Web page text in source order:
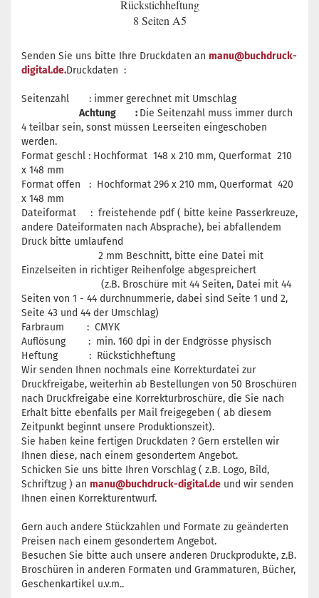
Rückstichheftung
8 Seiten A5
Senden Sie uns bitte Ihre Druckdaten an manu@buchdruck-
digital.de.Druckdaten :
Seitenzahl : immer gerechnet mit Umschlag
Achtung : Die Seitenzahl muss immer durch
4 teilbar sein, sonst müssen Leerseiten eingeschoben
werden.
Format geschl : Hochformat 148 x 210 mm, Querformat 210
x 148 mm
Format offen : Hochformat 296 x 210 mm, Querformat 420
x 148 mm
Dateiformat : freistehende pdf ( bitte keine Passerkreuze,
andere Dateiformaten nach Absprache), bei abfallendem
Druck bitte umlaufend
2 mm Beschnitt, bitte eine Datei mit
Einzelseiten in richtiger Reihenfolge abgespreichert
(z.B. Broschüre mit 44 Seiten, Datei mit 44
Seiten von 1 - 44 durchnummerie, dabei sind Seite 1 und 2,
Seite 43 und 44 der Umschlag)
Farbraum : CMYK
Auflösung : min. 160 dpi in der Endgrösse physisch
Heftung : Rückstichheftung
Wir senden Ihnen nochmals eine Korrekturdatei zur
Druckfreigabe, weiterhin ab Bestellungen von 50 Broschüren
nach Druckfreigabe eine Korrekturbroschüre, die Sie nach
Erhalt bitte ebenfalls per Mail freigegeben ( ab diesem
Zeitpunkt beginnt unsere Produktionszeit).
Sie haben keine fertigen Druckdaten ? Gern erstellen wir
Ihnen diese, nach einem gesondertem Angebot.
Schicken Sie uns bitte Ihren Vorschlag ( z.B. Logo, Bild,
Schriftzug ) an manu@buchdruck-digital.de und wir senden
Ihnen einen Korrekturentwurf.
Gern auch andere Stückzahlen und Formate zu geänderten
Preisen nach einem gesondertem Angebot.
Besuchen Sie bitte auch unsere anderen Druckprodukte, z.B.
Broschüren in anderen Formaten und Grammaturen, Bücher,
Geschenkartikel u.v.m..